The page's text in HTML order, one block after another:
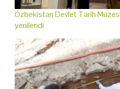
Özbekistan Devlet Tarih
yenilendi